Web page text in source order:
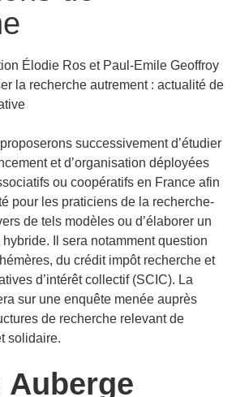
Élodie Ros et Paul-Emile Geoffroy
la recherche autrement : actualité de
successivement d’étudier
et d’organisation déployées
ou coopératifs en France afin
pour les praticiens de la recherche-
de tels modèles ou d’élaborer un
Il sera notamment question
du crédit impôt recherche et
d’intérêt collectif (SCIC). La
sur une enquête menée auprès
de recherche relevant de
solidaire.
Auberge